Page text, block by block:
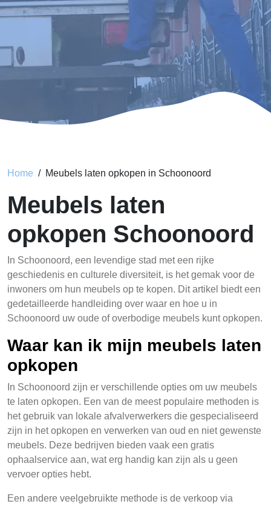
Home Meubels laten opkopen in Schoonoord
Meubels laten
opkopen Schoonoord
In Schoonoord, een levendige stad met een rijke
geschiedenis en culturele diversiteit, is het gemak voor de
inwoners om hun meubels op te kopen. Dit artikel biedt een
gedetailleerde handleiding over waar en hoe u in
Schoonoord uw oude of overbodige meubels kunt opkopen.
Waar kan ik mijn meubels laten
opkopen
In Schoonoord zijn er verschillende opties om uw meubels
te laten opkopen. Een van de meest populaire methoden is
het gebruik van lokale afvalverwerkers die gespecialiseerd
zijn in het opkopen en verwerken van oud en niet gewenste
meubels. Deze bedrijven bieden vaak een gratis
ophaalservice aan, wat erg handig kan zijn als u geen
vervoer opties hebt.
Een andere veelgebruikte methode is de verkoop via